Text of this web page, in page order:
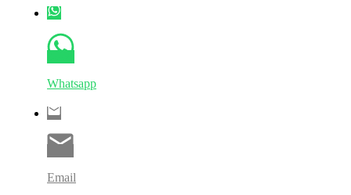
Whatsapp
Email